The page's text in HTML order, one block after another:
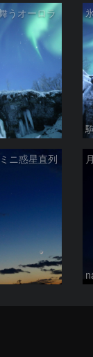
うオーロラ
ニ惑星直列